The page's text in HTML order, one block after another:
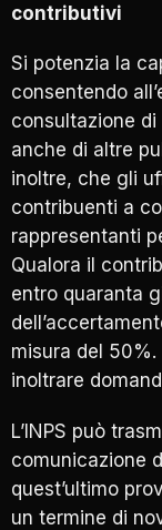
contributivi
Si potenzia la
consentendo
consultazione di
anche di altre
inoltre, che gli
contribuenti a
rappresentanti
Qualora il
entro quaranta
misura del
inoltrare
L’INPS può
comunicazione
quest’ultimo
un termine di